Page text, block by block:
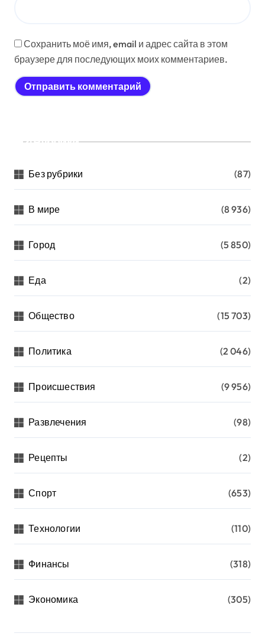
Сохранить моё имя, email и адрес сайта в этом
браузере для последующих моих комментариев.
Рубрики
Без рубрики (87)
В мире (8 936)
Город (5 850)
Еда (2)
Общество (15 703)
Политика (2 046)
Происшествия (9 956)
Развлечения (98)
Рецепты (2)
Спорт (653)
Технологии (110)
Финансы (318)
Экономика (305)